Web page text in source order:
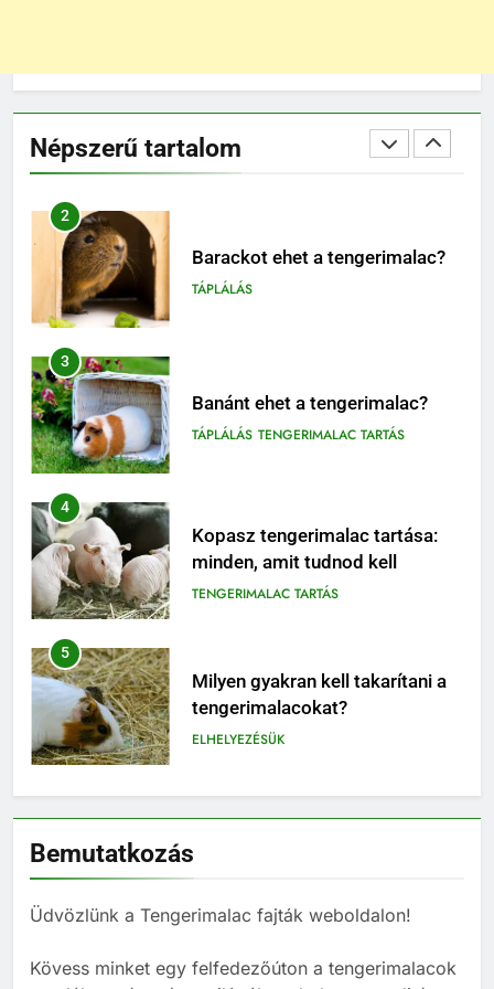
Népszerű tartalom
2
Barackot ehet a tengerimalac?
TÁPLÁLÁS
3
Banánt ehet a tengerimalac?
TÁPLÁLÁS
4
Kopasz tengerimalac tartása:
minden, amit tudnod kell
5
Milyen gyakran kell takarítani a
tengerimalacokat?
ELHELYEZÉSÜK
6
Milyen jelekből ismerheted fel,
ha a tengerimalacod boldog –
vagy épp unatkozik?
BLOG
7
tartani tengerimalacot – és
hogyan válassz neki megfelelő
társat?
BLOG
Bemutatkozás
Üdvözlünk a Tengerimalac fajták weboldalon!
Kövess minket egy felfedezőúton a tengerimalacok